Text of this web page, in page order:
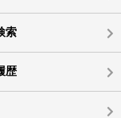
索
歴